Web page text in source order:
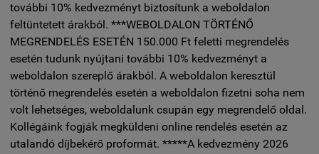
további 10% kedvezményt biztosítunk a weboldalon
feltüntetett árakból. ***WEBOLDALON TÖRTÉNŐ
MEGRENDELÉS ESETÉN 150.000 Ft feletti megrendelés
esetén tudunk nyújtani további 10% kedvezményt a
weboldalon szereplő árakból. A weboldalon keresztül
történő megrendelés esetén a weboldalon fizetni soha nem
volt lehetséges, weboldalunk csupán egy megrendelő oldal.
Kollégáink fogják megküldeni online rendelés esetén az
utalandó díjbekérő proformát. *****A kedvezmény 2026